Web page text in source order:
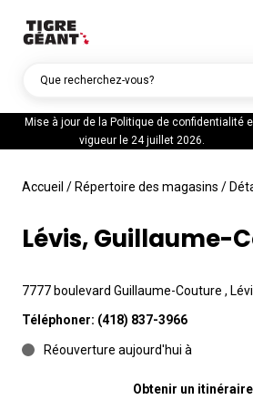
Mise à jour de la Politique de confidentialité
vigueur le 24 juillet 2026.
Que recherchez-vous?
Accueil / Répertoire des magasins /
Lévis, Guillaume-
7777 boulevard Guillaume-Couture ,
Téléphoner: (418) 837-3966
Réouverture aujourd'hui à
Obtenir un itinéraire